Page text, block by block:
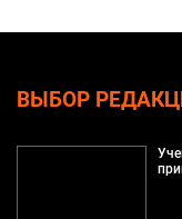
ВЫБОР